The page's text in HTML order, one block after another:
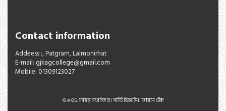
Contact information
Addeess :, Patgram, Lalmonirhat
E-mail: gjkagcollege@gmail.com
Mobile: 01309123027
© ২০25, সর্বস্বত্ত সংরক্ষিত। সাইট ডিজাইন:আয়ান টেক